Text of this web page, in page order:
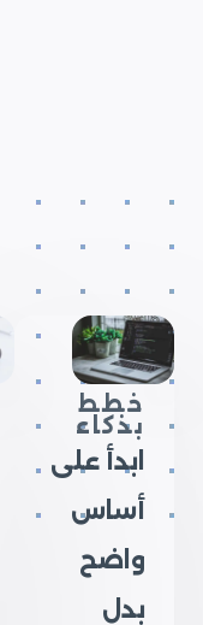
خطط
بذكاء
ابدأ على
أساس
واضح
بدل